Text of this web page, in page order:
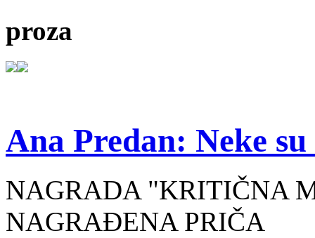
proza
Ana Predan: Neke
NAGRADA "KRITIČNA
NAGRAĐENA PRIČA